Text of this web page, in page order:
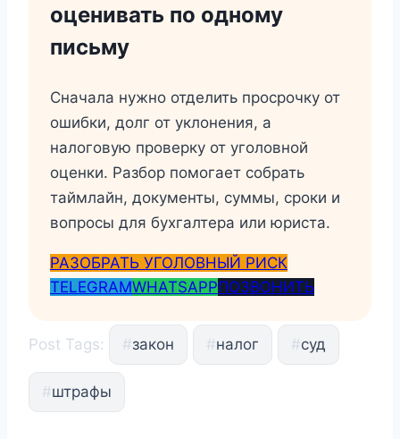
оценивать по одному
письму
Сначала нужно отделить просрочку от
ошибки, долг от уклонения, а
налоговую проверку от уголовной
оценки. Разбор помогает собрать
таймлайн, документы, суммы, сроки и
вопросы для бухгалтера или юриста.
РАЗОБРАТЬ УГОЛОВНЫЙ РИСК
TELEGRAMWHATSAPPПОЗВОНИТЬ
Post Tags: #закон #налог #суд
#штрафы